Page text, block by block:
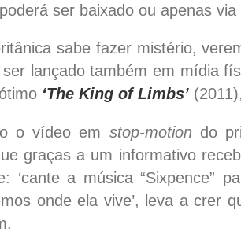
ser baixado ou apenas
sabe fazer mistério,
lançado também em mídia
‘The King of Limbs’
o vídeo em stop-motion do
graças a um informativo
‘cante a música “Sixpence”
onde ela vive’, leva a crer